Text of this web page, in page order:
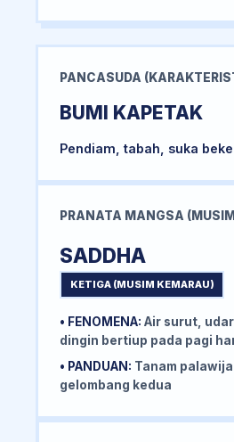
PANCASUDA
BUMI KAPETAK
Pendiam, tabah, suka
PRANATA MANGSA
SADDHA
KETIGA (MUSIM KEMARAU)
• FENOMENA: Air surut,
dingin bertiup pada pagi
• PANDUAN: Tanam palawija
gelombang kedua